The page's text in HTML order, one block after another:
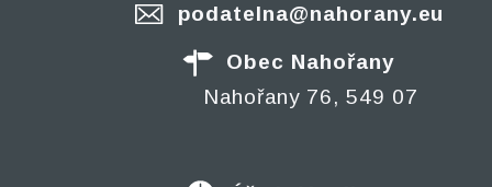
podatelna@nahorany.eu
Obec Nahořany
Nahořany 76, 549 07